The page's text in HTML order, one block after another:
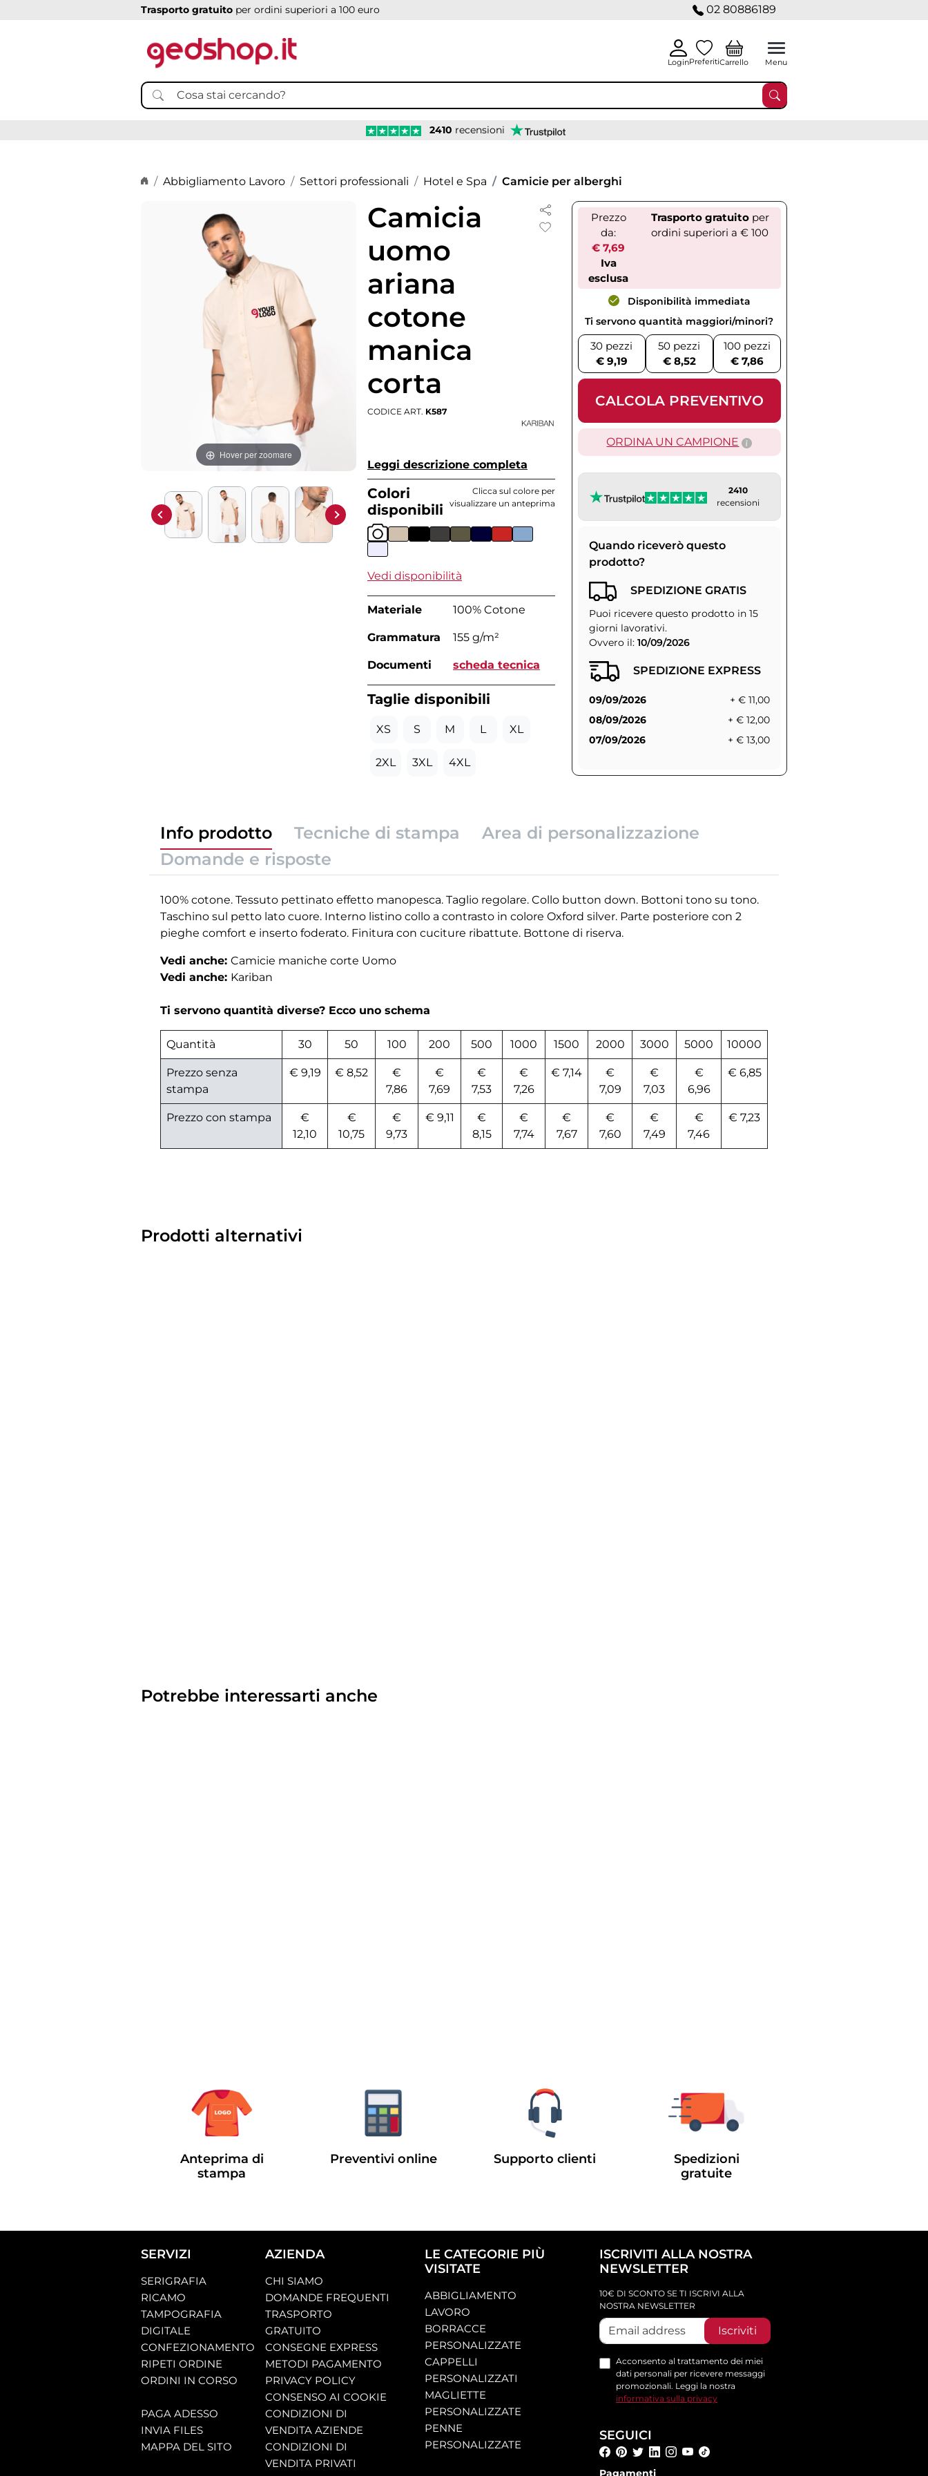
Trasporto gratuito per ordini superiori a 100 euro 02 80886189
LoginPreferitiCarrello Menu
2410 recensioni
Home page
Abbigliamento Lavoro Settori professionali Hotel e Spa Camicie per alberghi
Hover per zoomare
Camicia
uomo
ariana
cotone
manica
corta
CODICE ART. K587
Leggi descrizione completa
Colori
disponibili
Clicca sul colore per
visualizzare un anteprima
Vedi disponibilità
Materiale 100% Cotone
Grammatura 155 g/m²
Documenti scheda tecnica
Taglie disponibili
XS S M L XL
2XL 3XL 4XL
Prezzo
da:
€ 7,69
Iva
esclusa
Trasporto gratuitoper
ordini superiori a € 100
Disponibilità immediata
Ti servono quantità maggiori/minori?
30 pezzi
€ 9,19
50 pezzi
€ 8,52
100 pezzi
€ 7,86
CALCOLA PREVENTIVO
ORDINA UN CAMPIONE
2410
recensioni
Quando riceverò questo
prodotto?
SPEDIZIONE GRATIS
Puoi ricevere questo prodotto in 15
giorni lavorativi.
Ovvero il: 10/09/2026
SPEDIZIONE EXPRESS
09/09/2026
+ € 11,00
08/09/2026
+ € 12,00
07/09/2026
+ € 13,00
Info prodotto Tecniche di stampa
Area di personalizzazione
Domande e risposte
100% cotone. Tessuto pettinato effetto manopesca. Taglio regolare. Collo button down. Bottoni tono su tono.
Taschino sul petto lato cuore. Interno listino collo a contrasto in colore Oxford silver. Parte posteriore con 2
pieghe comfort e inserto foderato. Finitura con cuciture ribattute. Bottone di riserva.
Vedi anche: Camicie maniche corte Uomo
Vedi anche: Kariban
Ti servono quantità diverse? Ecco uno schema
Quantità 30 50 100 200 500 1000 1500 2000 3000 5000 10000
Prezzo senza
stampa
€ 9,19 € 8,52
€
7,86
€
7,69
€
7,53
€
7,26
€ 7,14
€
7,09
€
7,03
€
6,96
€ 6,85
Prezzo con stampa
€
12,10
€
10,75
€
9,73
€ 9,11
€
8,15
€
7,74
€
7,67
€
7,60
€
7,49
€
7,46
€ 7,23
Prodotti alternativi
Potrebbe interessarti anche
Anteprima di
stampa
Preventivi online Supporto clienti
Spedizioni
gratuite
SERVIZI
SERIGRAFIA
RICAMO
TAMPOGRAFIA
DIGITALE
CONFEZIONAMENTO
RIPETI ORDINE
ORDINI IN CORSO
PAGA ADESSO
INVIA FILES
MAPPA DEL SITO
AZIENDA
CHI SIAMO
DOMANDE FREQUENTI
TRASPORTO
GRATUITO
CONSEGNE EXPRESS
METODI PAGAMENTO
PRIVACY POLICY
CONSENSO AI COOKIE
CONDIZIONI DI
VENDITA AZIENDE
CONDIZIONI DI
VENDITA PRIVATI
LE CATEGORIE PIÙ
VISITATE
ABBIGLIAMENTO
LAVORO
BORRACCE
PERSONALIZZATE
CAPPELLI
PERSONALIZZATI
MAGLIETTE
PERSONALIZZATE
PENNE
PERSONALIZZATE
ISCRIVITI ALLA NOSTRA
NEWSLETTER
10€ DI SCONTO SE TI ISCRIVI ALLA
NOSTRA NEWSLETTER
Iscriviti
Acconsento al trattamento dei miei
dati personali per ricevere messaggi
promozionali. Leggi la nostra
informativa sulla privacy
SEGUICI
Pagamenti